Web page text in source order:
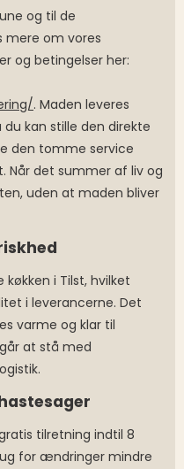
og til de
mere om vores
og betingelser her:
. Maden leveres
kan stille den direkte
den tomme service
Når det summer af liv og
uden at maden bliver
i Tilst, hvilket
i leverancerne. Det
varme og klar til
at stå med
tilretning indtil 8
for ændringer mindre